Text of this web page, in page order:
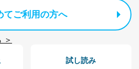
てご利用の方へ
＞
試し読み